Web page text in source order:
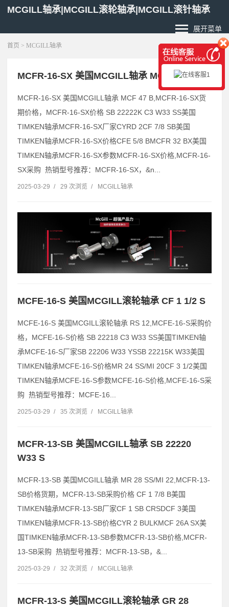
MCGILL轴承|MCGILL滚轮轴承|MCGILL滚针轴承
展开菜单
首页 > MCGILL轴承
MCFR-16-SX 美国MCGILL轴承 MCYRR 50 SX
MCFR-16-SX 美国MCGILL轴承 MCF 47 B,MCFR-16-SX货
期价格，MCFR-16-SX价格 SB 22222K C3 W33 SS美国
TIMKEN轴承MCFR-16-SX厂家CYRD 2CF 7/8 SB美国
TIMKEN轴承MCFR-16-SX价格CFE 5/8 BMCFR 32 BX美国
TIMKEN轴承MCFR-16-SX参数MCFR-16-SX价格,MCFR-16-
SX采购 热销型号推荐：MCFR-16-SX，&n...
2025-03-29 / 29 次浏览 / MCGILL轴承
MCFE-16-S 美国MCGILL滚轮轴承 CF 1 1/2 S
MCFE-16-S 美国MCGILL滚轮轴承 RS 12,MCFE-16-S采购价
格，MCFE-16-S价格 SB 22218 C3 W33 SS美国TIMKEN轴
承MCFE-16-S厂家SB 22206 W33 YSSB 22215K W33美国
TIMKEN轴承MCFE-16-S价格MR 24 SS/MI 20CF 3 1/2美国
TIMKEN轴承MCFE-16-S参数MCFE-16-S价格,MCFE-16-S采
购 热销型号推荐：MCFE-16...
2025-03-29 / 35 次浏览 / MCGILL轴承
MCFR-13-SB 美国MCGILL轴承 SB 22220
W33 S
MCFR-13-SB 美国MCGILL轴承 MR 28 SS/MI 22,MCFR-13-
SB价格货期，MCFR-13-SB采购价格 CF 1 7/8 B美国
TIMKEN轴承MCFR-13-SB厂家CF 1 SB CRSDCF 3美国
TIMKEN轴承MCFR-13-SB价格CYR 2 BULKMCF 26A SX美
国TIMKEN轴承MCFR-13-SB参数MCFR-13-SB价格,MCFR-
13-SB采购 热销型号推荐：MCFR-13-SB，&...
2025-03-29 / 32 次浏览 / MCGILL轴承
MCFR-13-S 美国MCGILL滚轮轴承 GR 28